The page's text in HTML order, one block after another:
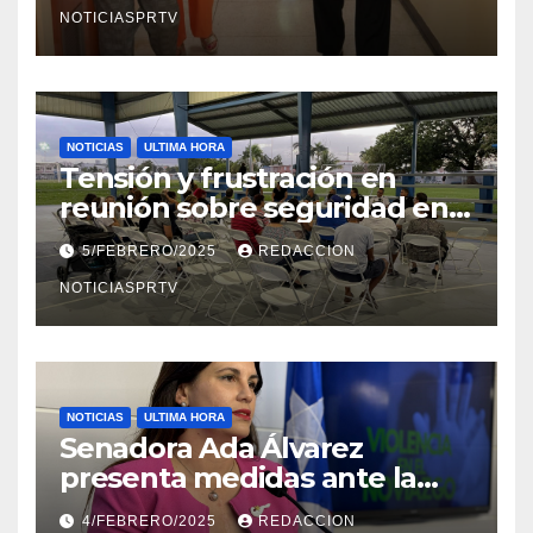
NOTICIASPRTV
NOTICIAS ULTIMA HORA
Tensión y frustración en
reunión sobre seguridad en
Reparto Metropolitano
5/FEBRERO/2025 REDACCION
NOTICIASPRTV
NOTICIAS ULTIMA HORA
Senadora Ada Álvarez
presenta medidas ante la
violencia en el noviazgo
4/FEBRERO/2025 REDACCION